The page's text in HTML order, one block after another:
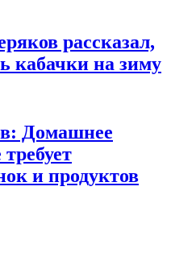
рассказал,
кабачки на зиму
Домашнее
и продуктов